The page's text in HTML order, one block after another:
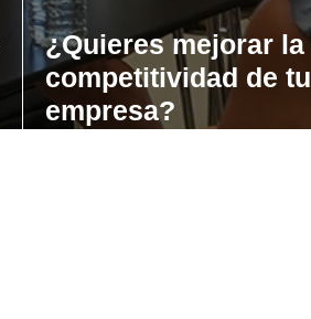
¿Quieres mejorar la
competitividad de tu
empresa?